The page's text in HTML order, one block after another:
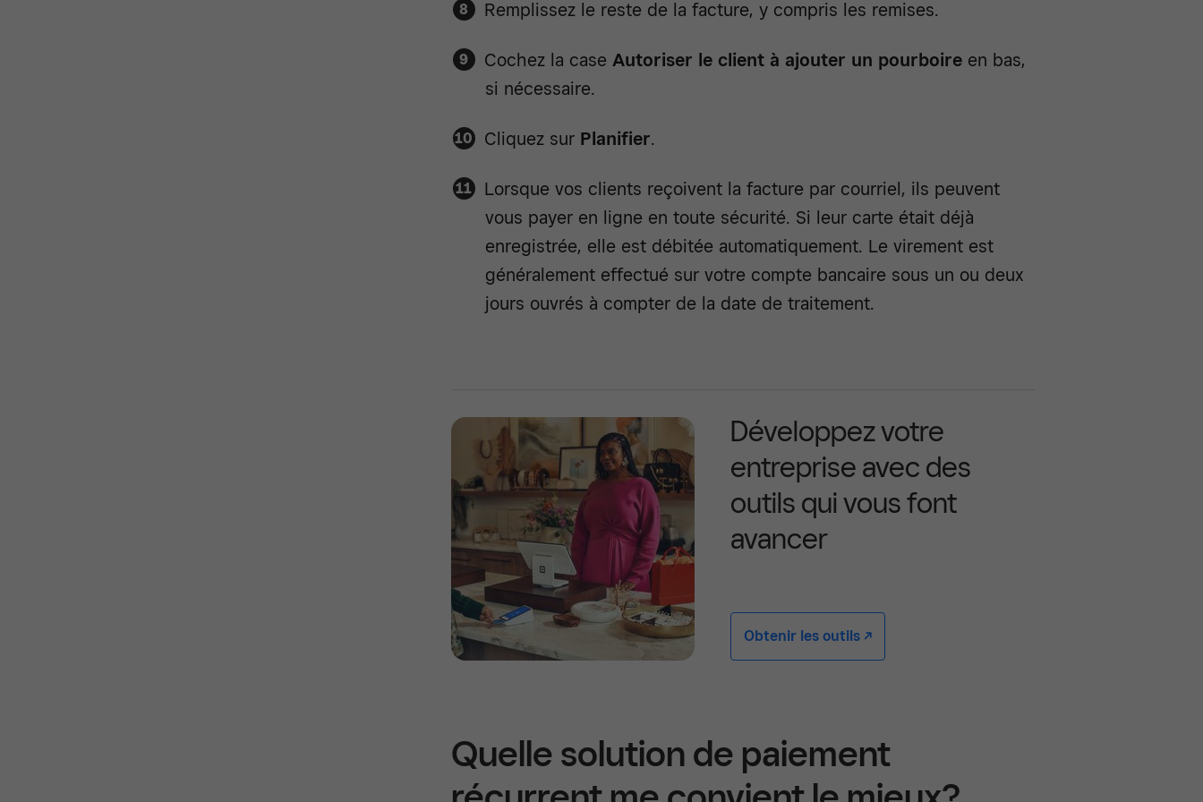
Remplissez le reste de la facture, y compris les remises.
Cochez la case Autoriser le client à ajouter un pourboireen bas,
si nécessaire.
Cliquez sur Planifier.
Lorsque vos clients reçoivent la facture par courriel, ils peuvent
vous payer en ligne en toute sécurité. Si leur carte était déjà
enregistrée, elle est débitée automatiquement. Le virement est
généralement effectué sur votre compte bancaire sous un ou deux
jours ouvrés à compter de la date de traitement.
Développez votre
entreprise avec des
outils qui vous font
avancer
Obtenir les outils -/^
Quelle solution de paiement